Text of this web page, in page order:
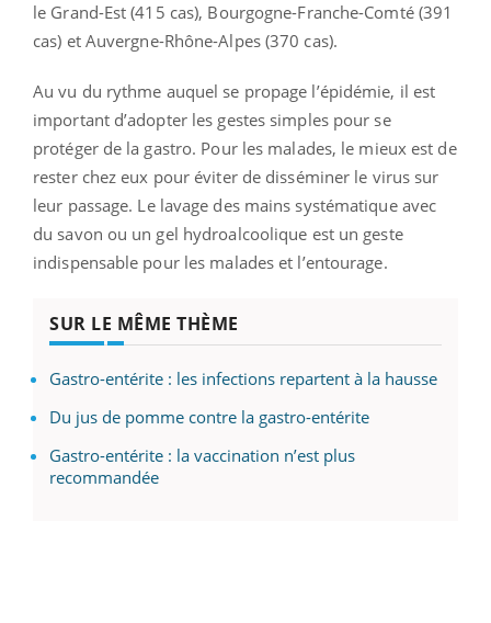
le Grand-Est (415 cas), Bourgogne-Franche-Comté (391
cas) et Auvergne-Rhône-Alpes (370 cas).
Au vu du rythme auquel se propage l’épidémie, il est
important d’adopter les gestes simples pour se
protéger de la gastro. Pour les malades, le mieux est de
rester chez eux pour éviter de disséminer le virus sur
leur passage. Le lavage des mains systématique avec
du savon ou un gel hydroalcoolique est un geste
indispensable pour les malades et l’entourage.
SUR LE MÊME THÈME
Gastro-entérite : les infections repartent à la hausse
Du jus de pomme contre la gastro-entérite
Gastro-entérite : la vaccination n’est plus
recommandée